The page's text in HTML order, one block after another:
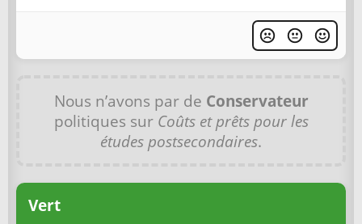
Nous n’avons par de Conservateur
politiques sur Coûts et prêts pour les
études postsecondaires.
Vert